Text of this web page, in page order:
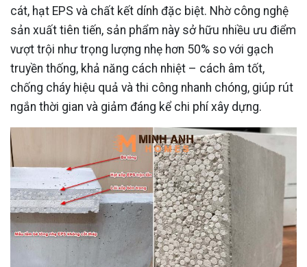
cát, hạt EPS và chất kết dính đặc biệt. Nhờ công nghệ
sản xuất tiên tiến, sản phẩm này sở hữu nhiều ưu điểm
vượt trội như trọng lượng nhẹ hơn 50% so với gạch
truyền thống, khả năng cách nhiệt – cách âm tốt,
chống cháy hiệu quả và thi công nhanh chóng, giúp rút
ngắn thời gian và giảm đáng kể chi phí xây dựng.